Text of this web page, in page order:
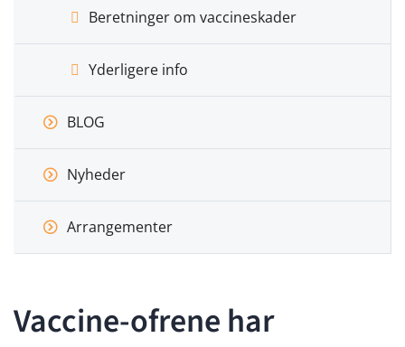
Beretninger om vaccineskader
Yderligere info
BLOG
Nyheder
Arrangementer
Vaccine-ofrene har